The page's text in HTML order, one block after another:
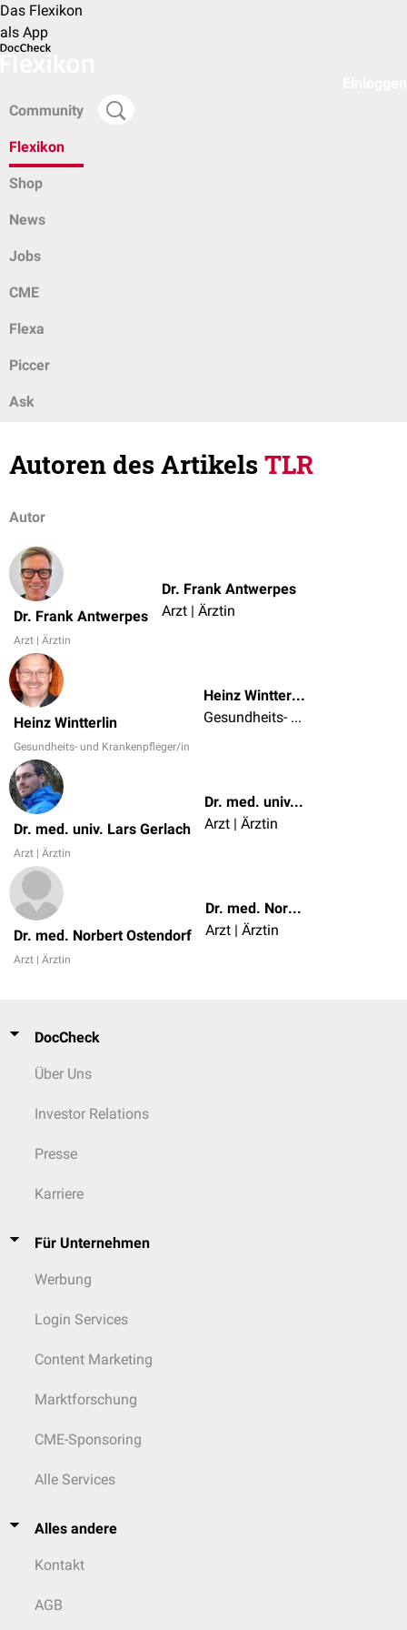
Das Flexikon
als App
Community
Flexikon
Shop
News
Jobs
CME
Flexa
Piccer
Ask
Autoren des ArtikelsTLR
Autor
Dr. Frank Antwerpes
Arzt | Ärztin
Dr. Frank Antwerpes
Arzt | Ärztin
Heinz Wintterlin
Gesundheits- und Krankenpfleger/in
Heinz Wintterlin
Gesundheits- und Krankenpfleger/in
Dr. med. univ. Lars Gerlach
Arzt | Ärztin
Dr. med. univ. Lars Gerlach
Arzt | Ärztin
Dr. med. Norbert Ostendorf
Arzt | Ärztin
Dr. med. Norbert Ostendorf
Arzt | Ärztin
DocCheck
Über Uns
Investor Relations
Presse
Karriere
Für Unternehmen
Werbung
Login Services
Content Marketing
Marktforschung
CME-Sponsoring
Alle Services
Alles andere
Kontakt
AGB